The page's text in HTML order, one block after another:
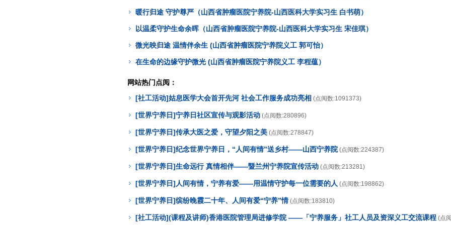
暖行归途 守护尊严（山西省肿瘤医院宁养院-山西医科大学实习生 白书萌）
以温柔守护生命余晖（山西省肿瘤医院宁养院-山西医科大学实习生 宋佳琪）
微光映归途 温情伴余生 (山西省肿瘤医院宁养院义工 郭可怡）
在生命的边缘守护微光 (山西省肿瘤医院宁养院义工 李程蕴）
网站热门点阅：
[社工活动]姑息医学大会首开先河 社会工作服务成功亮相 (点阅数:1091373)
[世界宁养日]宁养日社区宣传与观影活动 (点阅数:280896)
[世界宁养日]传承大医之爱，守望夕阳之美 (点阅数:278847)
[世界宁养日]纪念世界宁养日，“人间有情”送乡村——山西宁养院 (点阅数:224387)
[世界宁养日]生命远行 真情相伴——暨兰州宁养院宣传活动 (点阅数:213281)
[世界宁养日]人间有情，宁养有爱——用温情守护每一位需要的人 (点阅数:198862)
[世界宁养日]缤纷晚霞二十年、人间有爱“宁养”情 (点阅数:183810)
[社工活动](课程及讲师)香港医院管理局进修学院 ——「宁养服务」社工人员及资深义工交流课程 (点